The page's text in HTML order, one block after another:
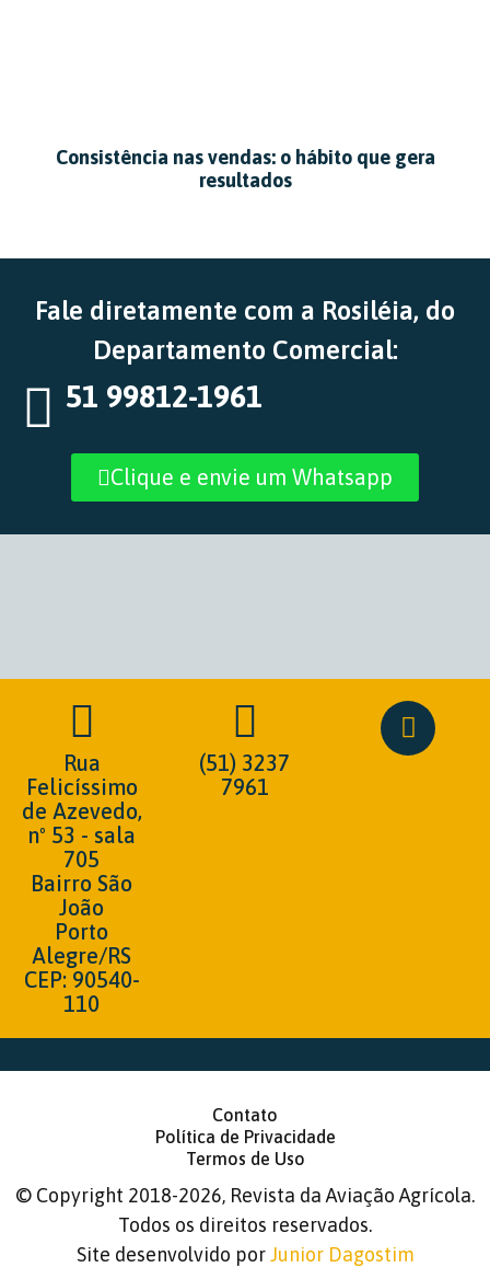
Consistência nas vendas: o hábito que gera
resultados
Fale diretamente com a Rosiléia, do
Departamento Comercial:
51 99812-1961
Clique e envie um Whatsapp
Rua
Felicíssimo
de Azevedo,
nº 53 - sala
705
Bairro São
João
Porto
Alegre/RS
CEP: 90540-
110
(51) 3237
7961
Contato
Política de Privacidade
Termos de Uso
© Copyright 2018-2026, Revista da Aviação Agrícola.
Todos os direitos reservados.
Site desenvolvido porJunior Dagostim